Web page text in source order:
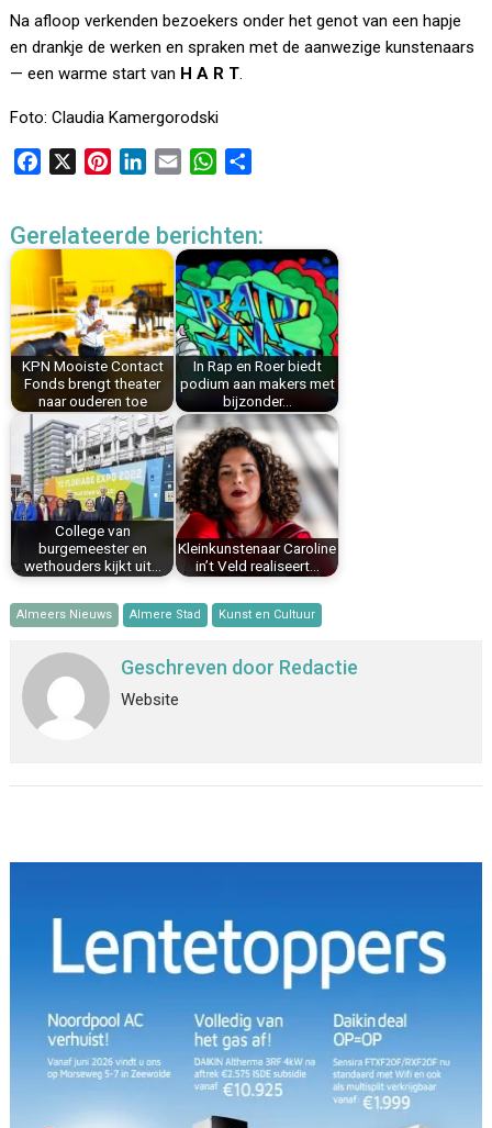
Na afloop verkenden bezoekers onder het genot van een hapje
en drankje de werken en spraken met de aanwezige kunstenaars
— een warme start van H A R T.
Foto: Claudia Kamergorodski
e
o
k
t
r
e
s
t
k
d
I
n
i
l
W
t
s
A
p
p
e
n
Gerelateerde berichten:
KPN Mooiste Contact
Fonds brengt theater
naar ouderen toe
In Rap en Roer biedt
podium aan makers met
bijzonder…
College van
burgemeester en
wethouders kijkt uit…
Kleinkunstenaar Caroline
in’t Veld realiseert…
Almeers Nieuws Almere Stad Kunst en Cultuur
Geschreven door Redactie
Website